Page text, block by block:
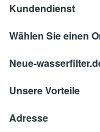
Kundendienst
Wählen Sie einen
Neue-
Unsere Vorteile
Adresse